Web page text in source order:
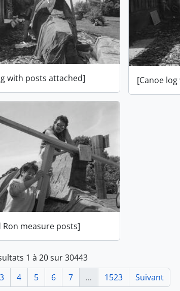
with posts attached] [Canoe
Ron measure posts]
1 à 20 sur 30443
3 4 5 6 7 ... 1523 Suivant